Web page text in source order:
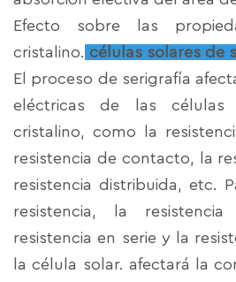
Efecto sobre las
cristalino. células solares de
El proceso de serigrafía
eléctricas de las células
cristalino, como la
resistencia de contacto, la
resistencia distribuida, etc.
resistencia, la
resistencia en serie y la
la célula solar. afectará la